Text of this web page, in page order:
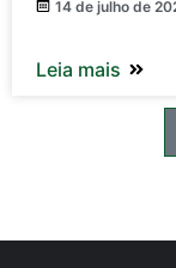
14 de julho de
Leia mais